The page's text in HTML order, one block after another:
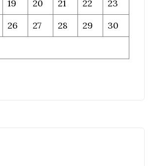
19 20 21 22
23
26 27 28 29
30